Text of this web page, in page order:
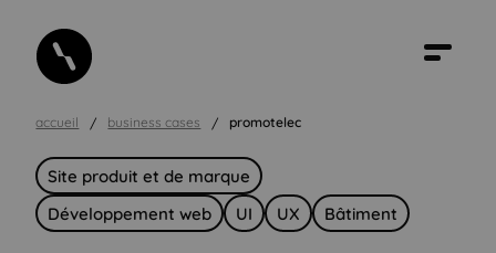
accueil business cases promotelec
Site produit et de marque
Développement web
UI UX Bâtiment